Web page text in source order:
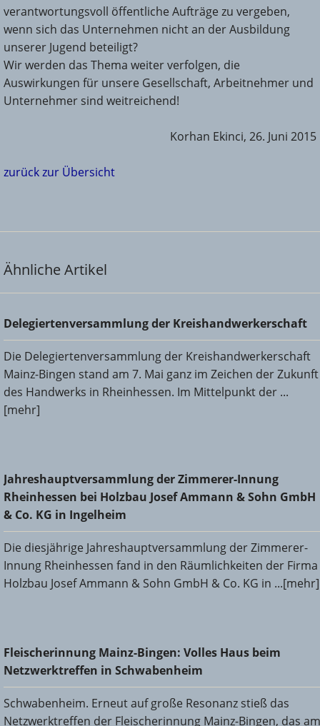
verantwortungsvoll öffentliche Aufträge zu vergeben,
wenn sich das Unternehmen nicht an der Ausbildung
unserer Jugend beteiligt?
Wir werden das Thema weiter verfolgen, die
Auswirkungen für unsere Gesellschaft, Arbeitnehmer und
Unternehmer sind weitreichend!
Korhan Ekinci, 26. Juni 2015
zurück zur Übersicht
Ähnliche Artikel
Delegiertenversammlung der Kreishandwerkerschaft
Delegiertenversammlung der Kreishandwerkerschaft
Die Delegiertenversammlung der Kreishandwerkerschaft
Mainz-Bingen stand am 7. Mai ganz im Zeichen der Zukunft
des Handwerks in Rheinhessen. Im Mittelpunkt der ...
[mehr]
Jahreshauptversammlung der Zimmerer-Innung
Rheinhessen bei Holzbau Josef Ammann & Sohn GmbH &
Co. KG in Ingelheim
Jahreshauptversammlung der Zimmerer-Innung
Rheinhessen bei Holzbau Josef Ammann & Sohn GmbH
& Co. KG in Ingelheim
Die diesjährige Jahreshauptversammlung der Zimmerer-
Innung Rheinhessen fand in den Räumlichkeiten der Firma
Holzbau Josef Ammann & Sohn GmbH & Co. KG in ...[mehr]
Fleischerinnung Mainz-Bingen: Volles Haus beim
Netzwerktreffen in Schwabenheim
Fleischerinnung Mainz-Bingen: Volles Haus beim
Netzwerktreffen in Schwabenheim
Schwabenheim. Erneut auf große Resonanz stieß das
Netzwerktreffen der Fleischerinnung Mainz-Bingen, das am